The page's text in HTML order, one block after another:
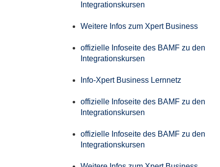
Integrationskursen
Weitere Infos zum Xpert Business
offizielle Infoseite des BAMF zu den
Integrationskursen
Info-Xpert Business Lernnetz
offizielle Infoseite des BAMF zu den
Integrationskursen
offizielle Infoseite des BAMF zu den
Integrationskursen